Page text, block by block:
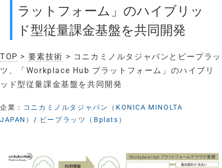
ラットフォーム」のハイブリッ
ド型従量課金基盤を共同開発
TOP > 要素技術 > コニカミノルタジャパンとビープラッ
ツ、「Workplace Hub プラットフォーム」のハイブリ
ッド型従量課金基盤を共同開発
企業：
コニカミノルタジャパン（KONICA MINOLTA
JAPAN） / ビープラッツ（Bplats）